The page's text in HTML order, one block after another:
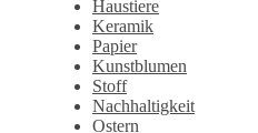
Haustiere
Keramik
Papier
Kunstblumen
Stoff
Nachhaltigkeit
Ostern